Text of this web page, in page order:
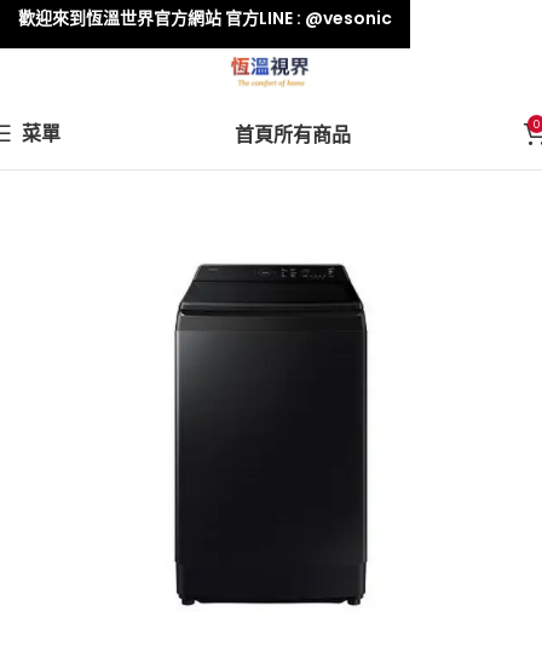
菜單 首頁所有商品 0
歡迎來到恆溫世界官方網站 官方LINE : @vesonic